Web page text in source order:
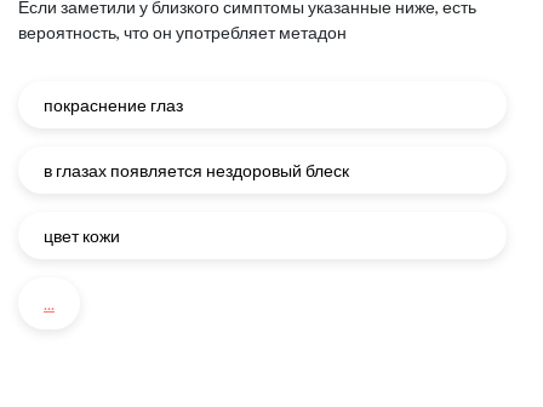
Если заметили у близкого симптомы указанные ниже, есть
вероятность, что он употребляет метадон
покраснение глаз
в глазах появляется нездоровый блеск
цвет кожи
...